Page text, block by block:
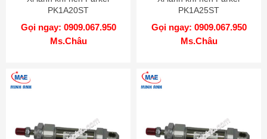
PK1A20ST
Gọi ngay: 0909.067.950
Ms.Châu
PK1A25ST
Gọi ngay: 0909.067.950
Ms.Châu